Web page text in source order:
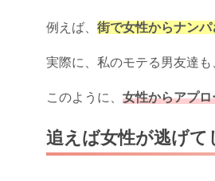
例えば、 街で女性からナン
実際に、私のモテる男友達
このように、 女性からアプ
追えば女性が逃げ